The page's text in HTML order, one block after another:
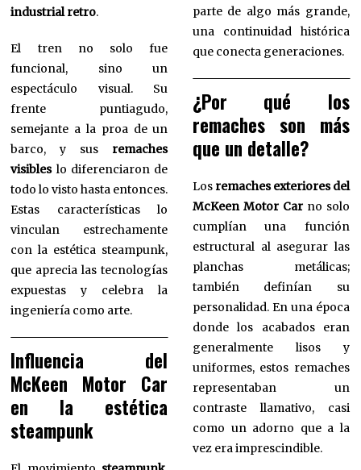
industrial retro.
El tren no solo fue
funcional, sino un
espectáculo visual. Su
frente puntiagudo,
semejante a la proa de un
barco, y sus remaches
visibleslo diferenciaron de
todo lo visto hasta entonces.
Estas características lo
vinculan estrechamente
con la estética steampunk,
que aprecia las tecnologías
expuestas y celebra la
ingeniería como arte.
Influencia del
McKeen Motor Car
en la estética
steampunk
parte de algo más grande,
una continuidad histórica
que conecta generaciones.
¿Por qué los
remaches son más
que un detalle?
Los remaches exteriores del
McKeen Motor Carno solo
cumplían una función
estructural al asegurar las
planchas metálicas;
también definían su
personalidad. En una época
donde los acabados eran
generalmente lisos y
uniformes, estos remaches
representaban un
contraste llamativo, casi
como un adorno que a la
vez era imprescindible.